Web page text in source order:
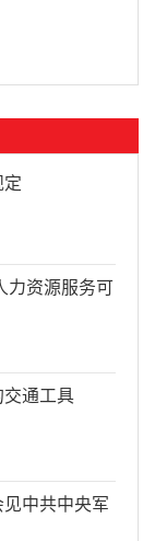
力资源服务可
通工具
中共中央军